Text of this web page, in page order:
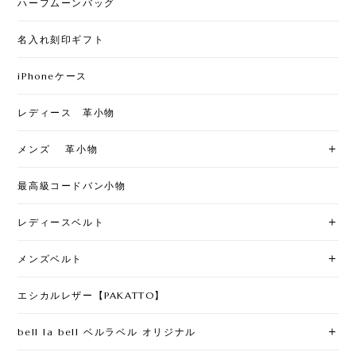
ハーフムーンバッグ
名入れ刻印ギフト
iPhoneケース
レディース 革小物
メンズ 革小物
最高級コードバン小物
レディースベルト
メンズベルト
エシカルレザー【PAKATTO】
bell la bell ベルラベル オリジナル